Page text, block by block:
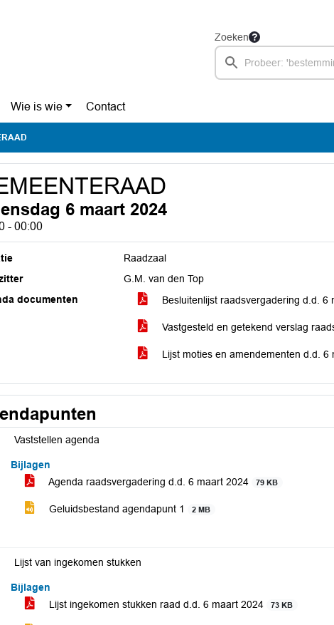
Zoeken
Wie is wie Contact
6 maart 2024
- 00:00
Raadzaal
G.M. van den Top
documenten
Besluitenlijst raadsvergadering d.d. 6
Vastgesteld en getekend verslag
Lijst moties en amendementen d.d. 6
Vaststellen agenda
Bijlagen
Agenda raadsvergadering d.d. 6 maart 2024
79 KB
Geluidsbestand agendapunt 1 2 MB
Lijst van ingekomen stukken
Bijlagen
Lijst ingekomen stukken raad d.d. 6 maart 2024
73 KB